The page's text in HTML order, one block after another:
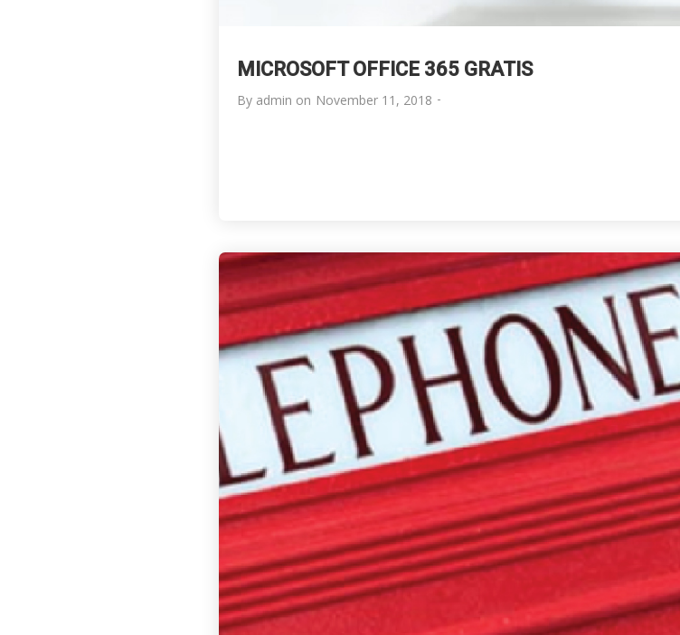
MICROSOFT OFFICE 365 GRATIS
By admin on November 11, 2018 -